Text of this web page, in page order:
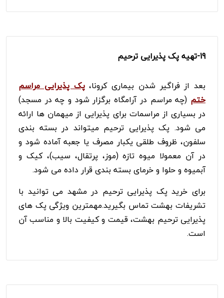
19- تهیه پک پذیرایی ترحیم
بعد از فراگیر شدن بیماری کرونا،پک پذیرایی مراسم
ختم (چه مراسم در آرامگاه برگزار شود و چه در مسجد)
در بسیاری از مراسمات برای پذیرایی از میهمان ها ارائه
می شود. پک پذیرایی ترحیم میتواند در بسته بندی
سلفون، ظروف طلقی یکبار مصرف یا جعبه آماده شود و
در آن معمولا میوه تازه (موز، پرتقال، سیب)، کیک و
آبمیوه و حلوا و خرمای بسته بندی قرار داده می شود.
برای خرید پک پذیرایی ترحیم در مشهد می توانید با
تشریفات بهشت تماس بگیرید.مهمترین ویژگی پک های
پذیرایی ترحیم بهشت، قیمت و کیفیت بالا و مناسب آن
است.